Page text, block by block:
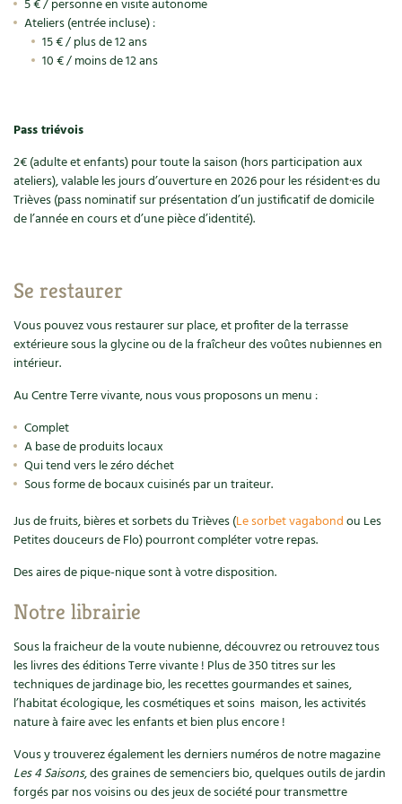
Cuisine saine
Dessert, Boulangerie
Techniques, conservation, organisation
NOUVEAUTÉS
Feuilleter le catalogue
Le magazineLes 4 saisons
Cartes cadeau
Séjourner en Trièves
Bricolages au jardin
Outils et ustensiles du jardin
Ravageurs et maladies au jardin
Petit élevage
Cuisine saine
Recettes de printemps
Recettes par type de plat
Recettes végétariennes et vegan
Habitat écologique
Gestion de l’eau
Entretien de la maison
Décoration et petit bricolage
Santé et bien-être
Les chroniques de Marie
Forums
Habitat écologique
Cuisine saine
Soins naturels
Questions à la rédaction
Entre abonné·es
Trucs & astuces
Expés
Trocs & petites annonces
Bonnes adresses
Liste des pépiniéristes
Mieux consommer
5 € / personne en visite autonome
Ateliers (entrée incluse) :
15 € / plus de 12 ans
10 € / moins de 12 ans
Pass triévois
2€ (adulte et enfants) pour toute la saison (hors participation aux
ateliers), valable les jours d’ouverture en 2026 pour les résident·es du
Trièves (pass nominatif sur présentation d’un justificatif de domicile
de l’année en cours et d’une pièce d’identité).
Se restaurer
Vous pouvez vous restaurer sur place, et profiter de la terrasse
extérieure sous la glycine ou de la fraîcheur des voûtes nubiennes en
intérieur.
Au Centre Terre vivante, nous vous proposons un menu :
Complet
A base de produits locaux
Qui tend vers le zéro déchet
Sous forme de bocaux cuisinés par un traiteur.
Jus de fruits, bières et sorbets du Trièves (Le sorbet vagabondou Les
Petites douceurs de Flo) pourront compléter votre repas.
Des aires de pique-nique sont à votre disposition.
Notre librairie
Sous la fraicheur de la voute nubienne, découvrez ou retrouvez tous
les livres des éditions Terre vivante ! Plus de 350 titres sur les
techniques de jardinage bio, les recettes gourmandes et saines,
l’habitat écologique, les cosmétiques et soins maison, les activités
nature à faire avec les enfants et bien plus encore !
Vous y trouverez également les derniers numéros de notre magazine
Les 4 Saisons, des graines de semenciers bio, quelques outils de jardin
forgés par nos voisins ou des jeux de société pour transmettre